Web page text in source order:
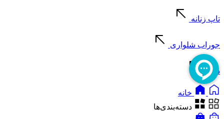
تاپ زنانه
جوراب شلواری
دامن
خانه
دسته‌بندی‌ها